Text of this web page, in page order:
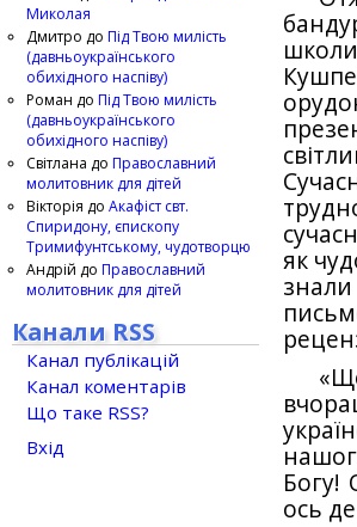
як
Богу!
ось
Миколая
Дмитро до Під Твою милість
(давньоукраїнського
обихідного наспіву)
Роман до Під Твою милість
(давньоукраїнського
обихідного наспіву)
Світлана до Православний
молитовник для дітей
Вікторія до Акафіст свт.
Спиридону, єпископу
Тримифунтському, чудотворцю
Андрій до Православний
молитовник для дітей
Канали RSS
Канал публікацій
Канал коментарів
Що таке RSS?
Вхід